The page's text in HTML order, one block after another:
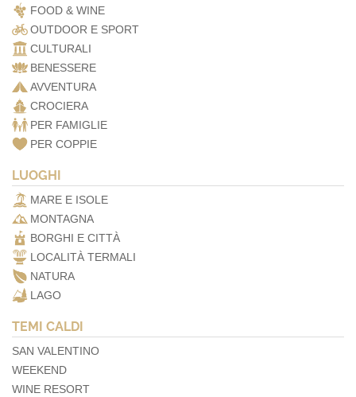
FOOD & WINE
OUTDOOR E SPORT
CULTURALI
BENESSERE
AVVENTURA
CROCIERA
PER FAMIGLIE
PER COPPIE
LUOGHI
MARE E ISOLE
MONTAGNA
BORGHI E CITTÀ
LOCALITÀ TERMALI
NATURA
LAGO
TEMI CALDI
SAN VALENTINO
WEEKEND
WINE RESORT